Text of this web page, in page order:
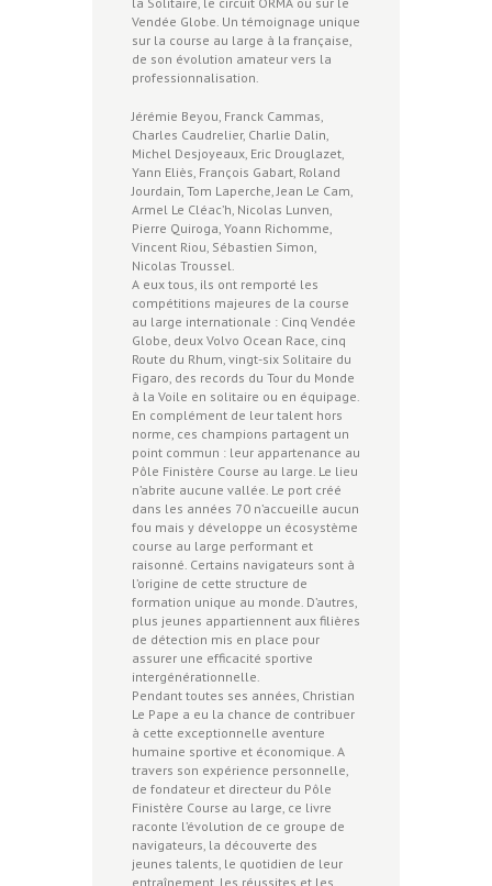
Vendée Globe. Un témoignage unique
sur la course au large à la française,
de son évolution amateur vers la
professionnalisation.
Jérémie Beyou, Franck Cammas,
Charles Caudrelier, Charlie Dalin,
Michel Desjoyeaux, Eric Drouglazet,
Yann Eliès, François Gabart, Roland
Jourdain, Tom Laperche, Jean Le Cam,
Armel Le Cléac’h, Nicolas Lunven,
Pierre Quiroga, Yoann Richomme,
Vincent Riou, Sébastien Simon,
Nicolas Troussel.
A eux tous, ils ont remporté les
compétitions majeures de la course
au large internationale : Cinq Vendée
Globe, deux Volvo Ocean Race, cinq
Route du Rhum, vingt-six Solitaire du
Figaro, des records du Tour du Monde
à la Voile en solitaire ou en équipage.
En complément de leur talent hors
norme, ces champions partagent un
point commun : leur appartenance au
Pôle Finistère Course au large. Le lieu
n’abrite aucune vallée. Le port créé
dans les années 70 n’accueille aucun
fou mais y développe un écosystème
course au large performant et
raisonné. Certains navigateurs sont à
l’origine de cette structure de
formation unique au monde. D’autres,
plus jeunes appartiennent aux filières
de détection mis en place pour
assurer une efficacité sportive
intergénérationnelle.
Pendant toutes ses années, Christian
Le Pape a eu la chance de contribuer
à cette exceptionnelle aventure
humaine sportive et économique. A
travers son expérience personnelle,
de fondateur et directeur du Pôle
Finistère Course au large, ce livre
raconte l’évolution de ce groupe de
navigateurs, la découverte des
jeunes talents, le quotidien de leur
entraînement, les réussites et les